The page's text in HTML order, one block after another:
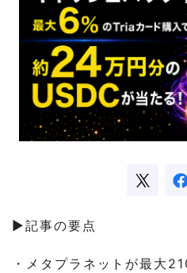
▶記事の要点
・メタプラネットが最大